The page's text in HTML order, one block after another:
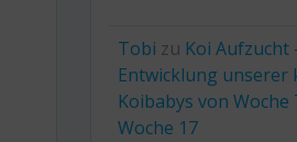
Tobi zu Koi Aufzucht
Entwicklung unserer
Koibabys von Woche
Woche 17